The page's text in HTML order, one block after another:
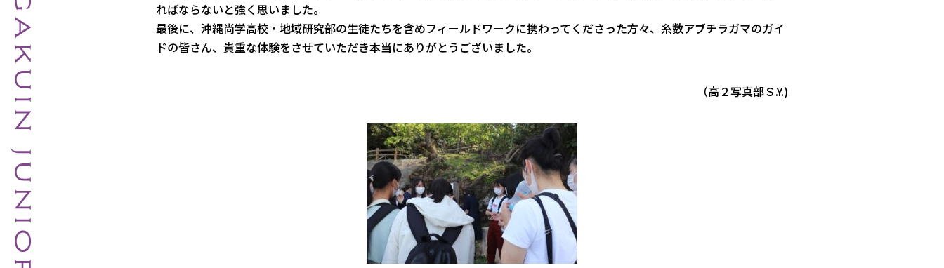
ればならないと強く思いました。
最後に、沖縄尚学高校・ 地域研究部の生徒たちを含めフィールドワークに携わってくださった方々、糸数アブチラガマのガイ
ドの皆さん、 貴重な体験をさせていただき本当にありがとうございました。
（高２写真部Ｓ.Y.)